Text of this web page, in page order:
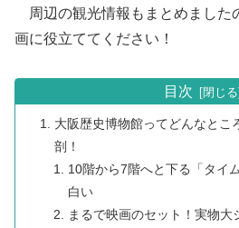
周辺の観光情報もまとめました
画に役立ててください！
目次
大阪歴史博物館ってどんなとこ
剖！
​10階から7階へと下る「タイ
白い
まるで映画のセット！実物大